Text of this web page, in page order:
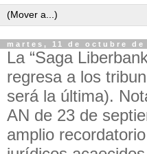
martes, 11 de octubre de
La “Saga
regresa a los
será la última).
AN de 23 de
amplio